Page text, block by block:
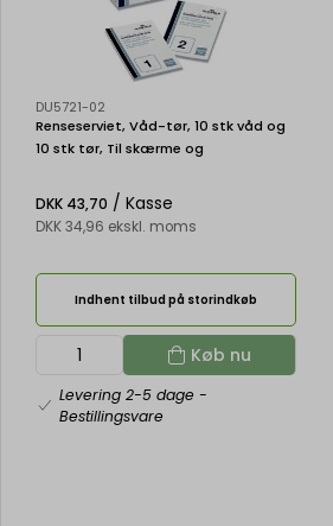
DU5721-02
Renseserviet, Våd-tør, 10 stk våd og
10 stk tør, Til skærme og
DKK 43,70 / Kasse
DKK 34,96 ekskl. moms
Indhent tilbud på storindkøb
Køb nu
Levering 2-5 dage-
Bestillingsvare